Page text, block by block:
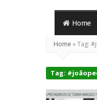
Olho
nosHome
Home »Tag:
Tag: